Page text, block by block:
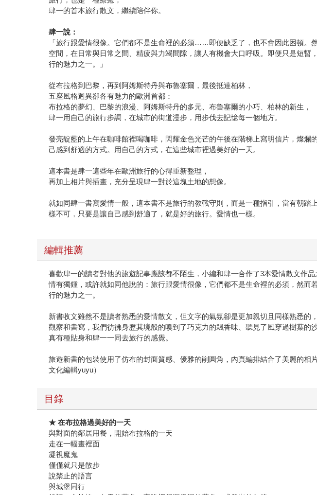
肆一的首本旅行散文，繼續陪伴你。
肆一說：
「旅行跟愛情很像。它們都不是生命裡的必須……即便缺乏了，也不會因此困頓
空間，在日常與日常之間、精疲與力竭間隙，讓人有機會大口呼吸。即便只是短
行的魅力之一。」
從布拉格到巴黎，再到阿姆斯特丹與布魯塞爾，最後抵達柏林，
五座風格迥異卻各有魅力的歐洲首都：
布拉格的夢幻、巴黎的浪漫、阿姆斯特丹的多元、布魯塞爾的小巧、柏林的新生，
肆一用自己的旅行步調，在城市的街道漫步，用步伐去記憶每一個地方。
發亮靛藍的上午在咖啡館裡喝咖啡，閃耀金色光芒的午後在階梯上寫明信片，燦
己感到舒適的方式。用自己的方式，在這些城市裡過美好的一天。
這本書是肆一這些年在歐洲旅行的心得重新整理，
再加上相片與插畫，充分呈現肆一對於這塊土地的想像。
就如同肆一書寫愛情一般，這本書不是旅行的教戰守則，而是一種指引，當有朝
樣不可，只要是讓自己感到舒適了，就是好的旅行。愛情也一樣。
編輯推薦
喜歡肆一的讀者對他的旅遊記事應該都不陌生，小編和肆一合作了3本愛情散文作
情有獨鍾，或許就如同他說的：旅行跟愛情很像，它們都不是生命裡的必須，然
行的魅力之一。
新書收文雖然不是讀者熟悉的愛情散文，但文字的氣氛卻是更加親切且同樣熟悉
觀察和書寫，我們彷彿身歷其境般的嗅到了巧克力的飄香味、聽見了風穿過樹葉
真有種貼身和肆一一同去旅行的感覺。
旅遊新書的包裝使用了仿布的封面質感、優雅的削圓角，內頁編排結合了美麗的
文化編輯yuyu）
目錄
★ 在布拉格過美好的一天
與對面的鄰居用餐，開始布拉格的一天
走在一幅畫裡面
凝視魔鬼
僅僅就只是散步
說禁止的語言
與城堡同行